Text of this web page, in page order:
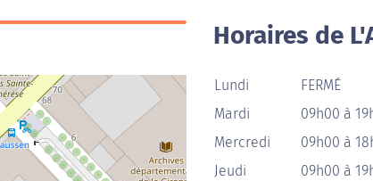
Horaires de
Lundi
FERMÉ
Mardi
09h00 à
Mercredi
09h00 à
Jeudi
09h00 à